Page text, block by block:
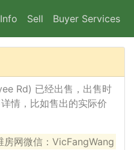
Info Sell Buyer Services
Rd) 已经出售，出售时
情，比如售出的实际价
房网微信：VicFangWang